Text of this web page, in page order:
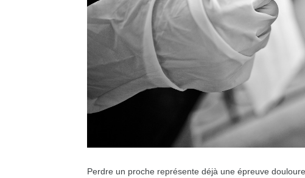
Perdre un proche représente déjà une épreuve